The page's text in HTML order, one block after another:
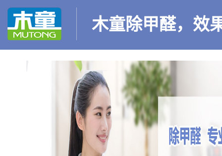
木童除甲醛，效